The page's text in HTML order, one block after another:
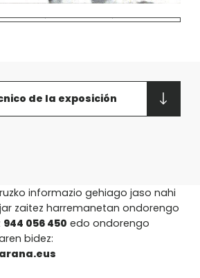
de la exposición
informazio gehiago jaso nahi
zaitez harremanetan ondorengo
944 056 450 edo ondorengo
bidez: